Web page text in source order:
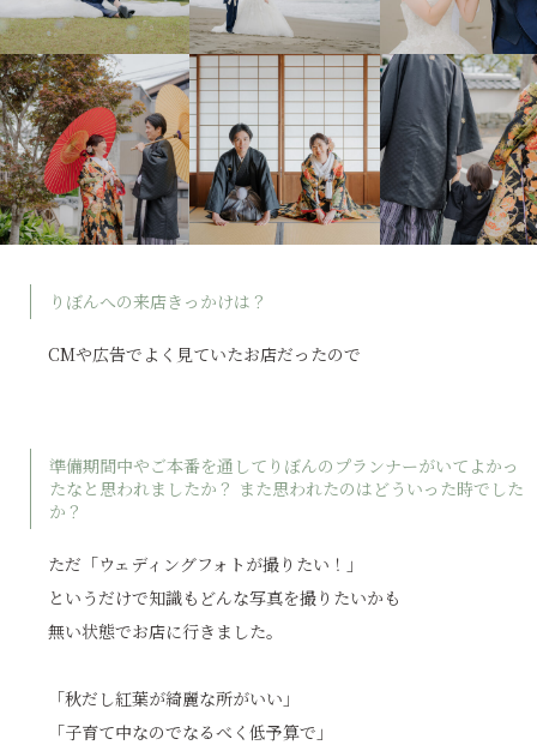
りぼんへの来店きっかけは？
CMや広告でよく見ていたお店だったので
準備期間中やご本番を通してりぼんのプランナーがいてよかっ
たなと思われましたか？ また思われたのはどういった時でした
か？
ただ「ウェディングフォトが撮りたい！」
というだけで知識もどんな写真を撮りたいかも
無い状態でお店に行きました。
「秋だし紅葉が綺麗な所がいい」
「子育て中なのでなるべく低予算で」